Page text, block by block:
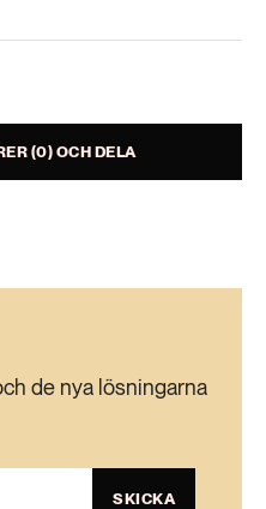
(0) OCH DELA
de nya lösningarna
SKICKA